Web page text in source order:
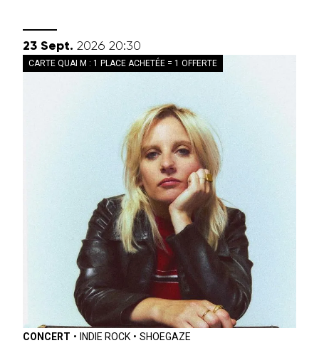
23 septembre
Sept. 2026 20:30
CARTE QUAI M : 1 PLACE ACHETÉE = 1 OFFERTE
CONCERT • INDIE ROCK • SHOEGAZE